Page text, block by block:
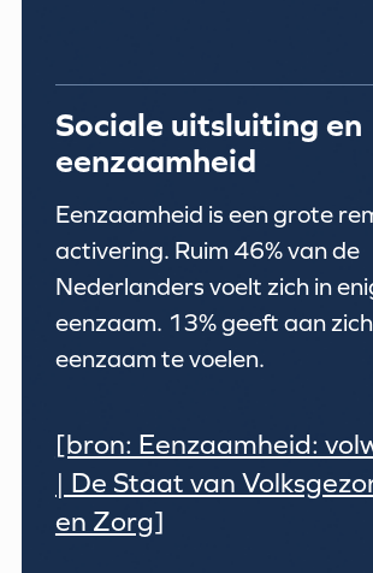
Sociale uitsluiting en
eenzaamheid
Eenzaamheid is een grote
activering. Ruim 46% van de
Nederlanders voelt zich in
eenzaam. 13% geeft aan
eenzaam te voelen.
[bron: Eenzaamheid:
| De Staat van
en Zorg]